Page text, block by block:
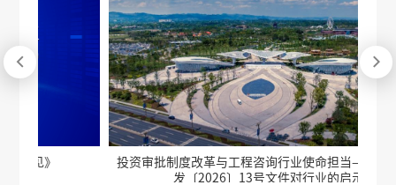
投资审批制度改革与工程咨询行业使命担当——兼论国办
发〔2026〕13号文件对行业的启示
 